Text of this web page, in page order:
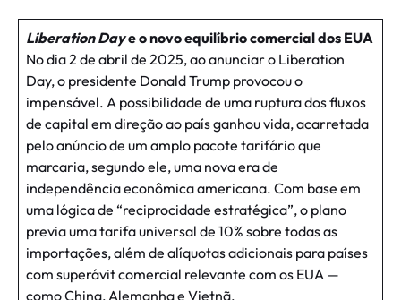
Liberation Daye o novo equilíbrio comercial dos EUA
No dia 2 de abril de 2025, ao anunciar o Liberation
Day, o presidente Donald Trump provocou o
impensável. A possibilidade de uma ruptura dos fluxos
de capital em direção ao país ganhou vida, acarretada
pelo anúncio de um amplo pacote tarifário que
marcaria, segundo ele, uma nova era de
independência econômica americana. Com base em
uma lógica de “reciprocidade estratégica”, o plano
previa uma tarifa universal de 10% sobre todas as
importações, além de alíquotas adicionais para países
com superávit comercial relevante com os EUA —
como China, Alemanha e Vietnã.